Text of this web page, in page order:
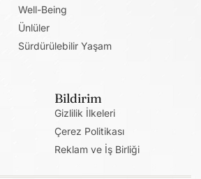
Well-Being
Ünlüler
Sürdürülebilir Yaşam
Bildirim
Gizlilik İlkeleri
Çerez Politikası
Reklam ve İş Birliği